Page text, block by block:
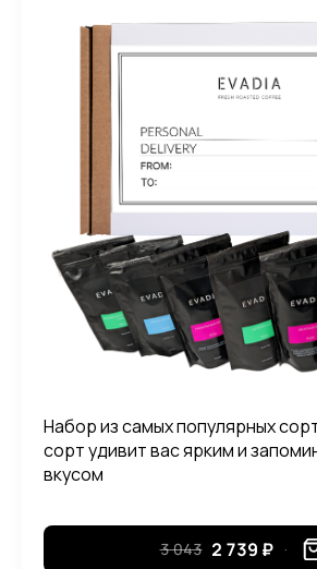
Набор из самых популярных
сорт удивит вас ярким и
вкусом
3 043 2 739 ₽